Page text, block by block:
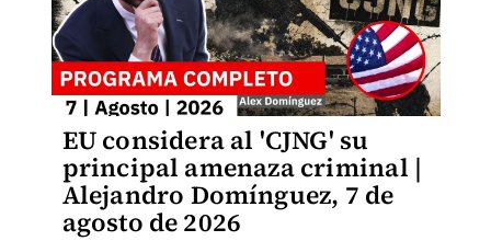
EU considera al 'CJNG' su
principal amenaza criminal |
Alejandro Domínguez, 7 de
agosto de 2026